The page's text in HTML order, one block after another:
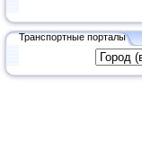
Транспортные порталы